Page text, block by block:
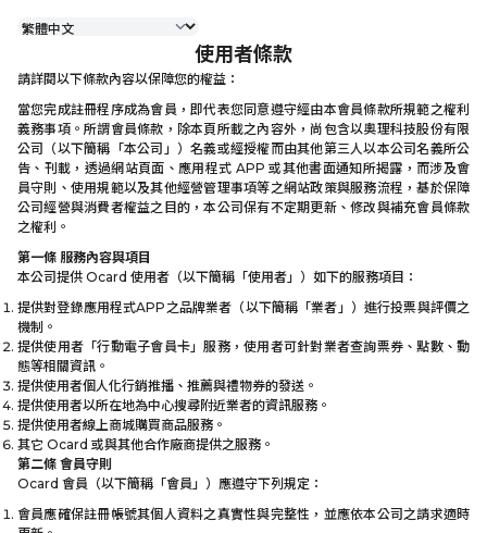
使用者條款
請詳閱以下條款內容以保障您的權益：
當您完成註冊程序成為會員，即代表您同意遵守經由本會員條款所規範之權利
義務事項。所謂會員條款，除本頁所載之內容外，尚包含以奧理科技股份有限
公司（以下簡稱「本公司」）名義或經授權而由其他第三人以本公司名義所公
告、刊載，透過網站頁面、應用程式 APP 或其他書面通知所揭露，而涉及會
員守則、使用規範以及其他經營管理事項等之網站政策與服務流程，基於保障
公司經營與消費者權益之目的，本公司保有不定期更新、修改與補充會員條款
之權利。
第一條 服務內容與項目
本公司提供 Ocard 使用者（以下簡稱「使用者」）如下的服務項目：
提供對登錄應用程式APP之品牌業者（以下簡稱「業者」）進行投票與評價之
機制。
提供使用者「行動電子會員卡」服務，使用者可針對業者查詢票券、點數、動
態等相關資訊。
提供使用者個人化行銷推播、推薦與禮物券的發送。
提供使用者以所在地為中心搜尋附近業者的資訊服務。
提供使用者線上商城購買商品服務。
其它 Ocard 或與其他合作廠商提供之服務。
第二條 會員守則
Ocard 會員（以下簡稱「會員」）應遵守下列規定：
會員應確保註冊帳號其個人資料之真實性與完整性，並應依本公司之請求適時